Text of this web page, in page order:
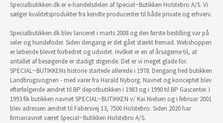
Specialbutikken.dk er e-handelsdelen af Special~Butikken Holstebro A/S. Vi
sælger kvalitetsprodukter fra kendte producenter til både private og erhverv.
Specialbutikken.dk blev lanceret i marts 2008 og den første bestilling var på
seler og hundefoder. Siden dengang er det gået stærkt fremad. Webshoppen
er løbende blevet forbedret og udvidet. Hvilket er en af årsagerne til, at
antallet af besøgende er stadigt stigende. Det er vi meget glade for.
SPECIAL~BUTIKKENs historie startede allerede i 1978. Dengang hed butikken
Landbrugsvognen - med varer fra Harald Nyborg. Navnet og konceptet blev
efterfølgende ændret til BP depotbutikken i 1983 og i 1990 til BP Gascenter. I
1993 fik butikken navnet SPECIAL~BUTIKKEN v/ Kai Nielsen og i februar 2001
blev adressen ændret til Fabersvej 13, 7500 Holstebro. Siden 2020 har
firmanavnet været Special~Butikken Holstebro A/S.